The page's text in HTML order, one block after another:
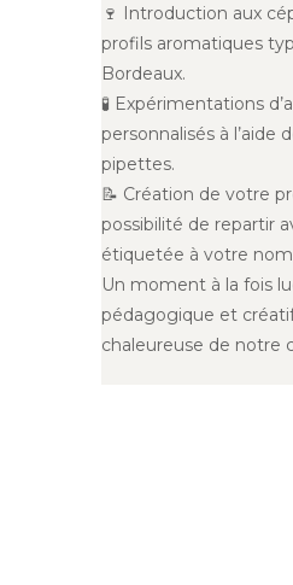
🍷 Introduction aux
profils aromatiques
Bordeaux.
🧪 Expérimentations
personnalisés à l’aide
pipettes.
📝 Création de votre
possibilité de repartir
étiquetée à votre
Un moment à la fois
pédagogique et
chaleureuse de notre